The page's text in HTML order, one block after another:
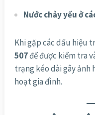
Nước chảy yếu ở
Khi gặp các dấu hiệu
507để được kiểm tra
trạng kéo dài gây ảnh
hoạt gia đình.